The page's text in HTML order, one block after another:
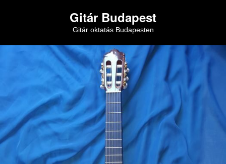
Gitár Budapest
Gitár oktatás Budapesten